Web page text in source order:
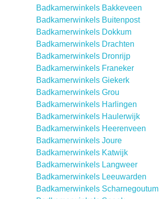
Badkamerwinkels Bakkeveen
Badkamerwinkels Buitenpost
Badkamerwinkels Dokkum
Badkamerwinkels Drachten
Badkamerwinkels Dronrijp
Badkamerwinkels Franeker
Badkamerwinkels Giekerk
Badkamerwinkels Grou
Badkamerwinkels Harlingen
Badkamerwinkels Haulerwijk
Badkamerwinkels Heerenveen
Badkamerwinkels Joure
Badkamerwinkels Katwijk
Badkamerwinkels Langweer
Badkamerwinkels Leeuwarden
Badkamerwinkels Scharnegoutum